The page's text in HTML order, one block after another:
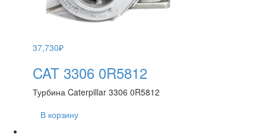
37,730₽
CAT 3306 0R5812
Турбина Caterpillar 3306 0R5812
В корзину